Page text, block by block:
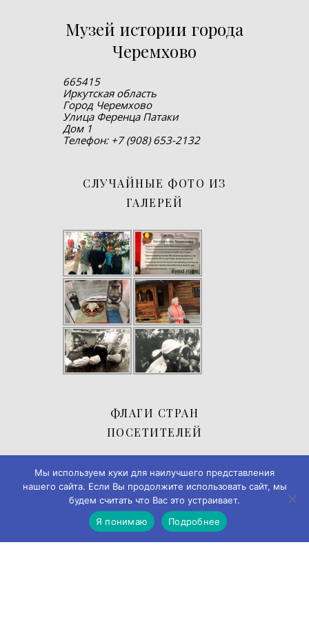
Музей истории города
Черемхово
665415
Иркутская область
Город Черемхово
Улица Ференца Патаки
Дом 1
Телефон: +7 (908) 653-2132
СЛУЧАЙНЫЕ ФОТО ИЗ
ГАЛЕРЕЙ
ФЛАГИ СТРАН
ПОСЕТИТЕЛЕЙ
Мы используем куки для наилучшего представления
нашего сайта. Если Вы продолжите использовать сайт, мы
будем считать что Вас это устраивает.
Я понимаю
Подробнее